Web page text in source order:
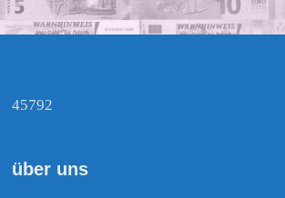
45792
über uns